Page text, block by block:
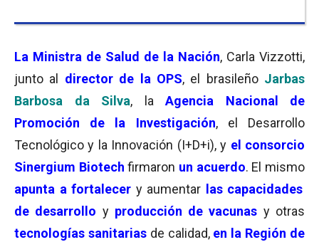
La Ministra de Salud de la Nación, Carla Vizzotti,
junto al
director de la OPS, el brasileño Jarbas
Barbosa da Silva, la Agencia Nacional de
Promoción de la Investigación, el Desarrollo
Tecnológico y la Innovación (I+D+i), y el consorcio
Sinergium Biotech firmaron un acuerdo. El mismo
apunta a fortalecer y aumentar
las capacidades
de desarrollo y producción de vacunas y otras
tecnologías sanitariasde calidad, en la Región de